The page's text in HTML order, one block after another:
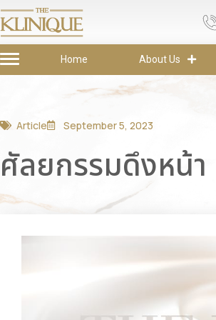
Home About Us
Article September 5, 2023
ศัลยกรรมดึงหน้า